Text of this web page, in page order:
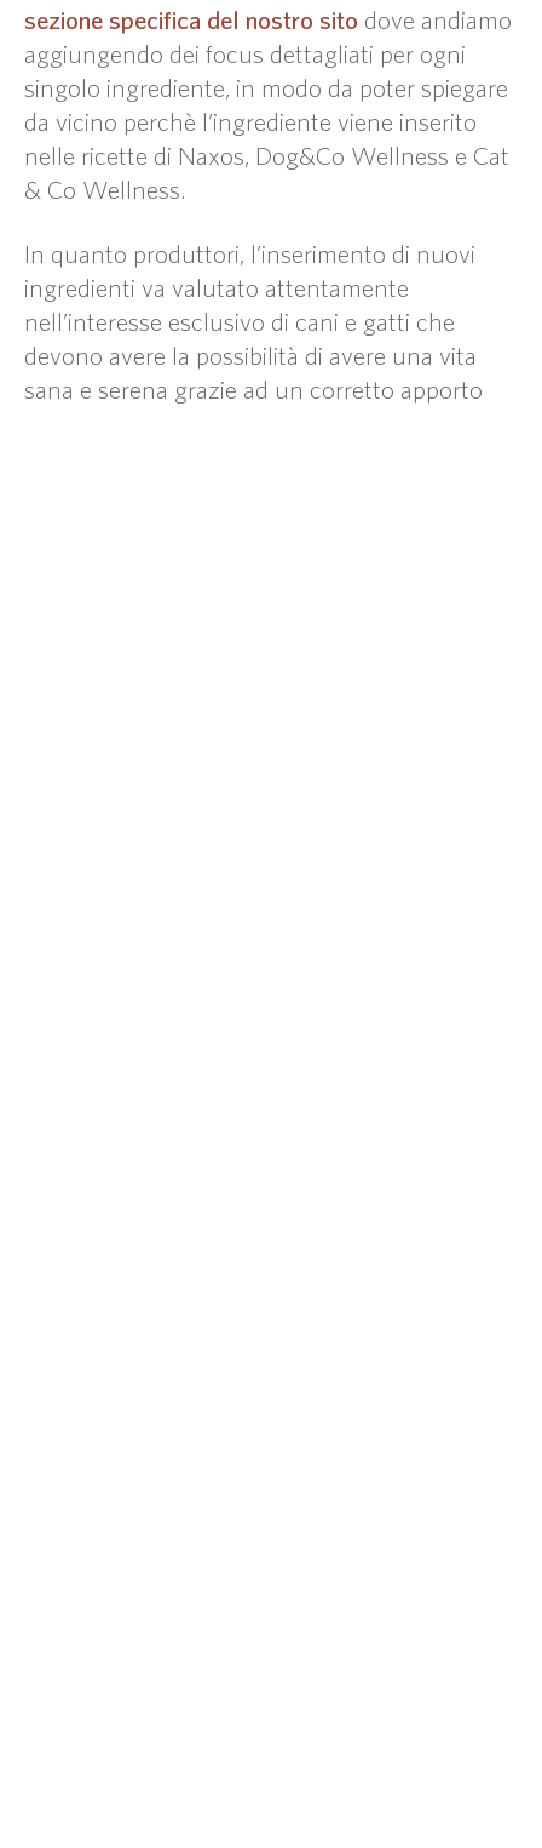
sezione specifica del nostro sito dove andiamo
aggiungendo dei focus dettagliati per ogni
singolo ingrediente, in modo da poter spiegare
da vicino perchè l’ingrediente viene inserito
nelle ricette di Naxos, Dog&Co Wellness e Cat
& Co Wellness.
In quanto produttori, l’inserimento di nuovi
ingredienti va valutato attentamente
nell’interesse esclusivo di cani e gatti che
devono avere la possibilità di avere una vita
sana e serena grazie ad un corretto apporto